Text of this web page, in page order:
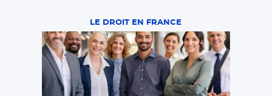
LE DROIT EN FRANCE